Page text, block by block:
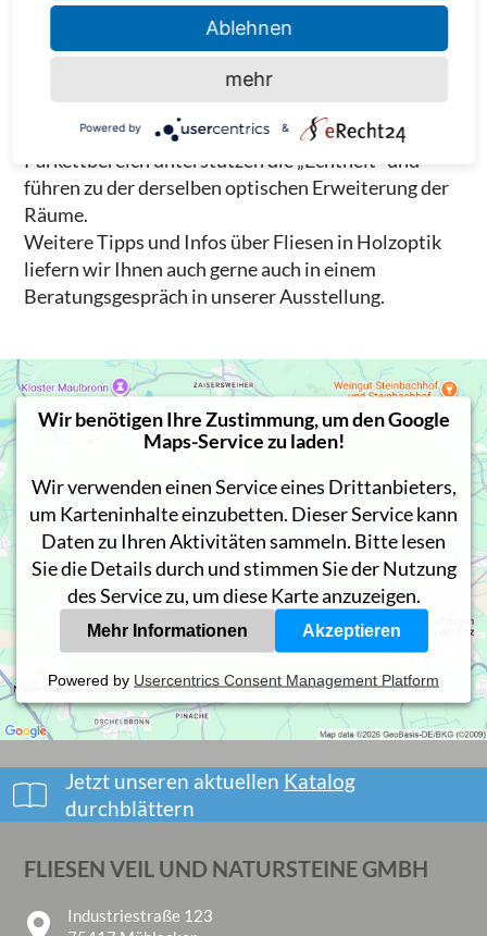
Auch Edelhölzer wie Wenge lassen sich als
Holzfliese kostengünstig in der Wohnung verlegen ‒
ohne dass ein einziger Baum dafür gefällt werden
muss. Die Nachbildung der länglichen Holzstruktur
und die klassischen Verlegemuster aus dem
Parkettbereich unterstützen die „Echtheit“ und
führen zu der derselben optischen Erweiterung der
Räume.
Weitere Tipps und Infos über Fliesen in Holzoptik
liefern wir Ihnen auch gerne auch in einem
Beratungsgespräch in unserer Ausstellung.
Wir benötigen Ihre Zustimmung, um den Google
Maps-Service zu laden!
Wir verwenden einen Service eines Drittanbieters,
um Karteninhalte einzubetten. Dieser Service kann
Daten zu Ihren Aktivitäten sammeln. Bitte lesen
Sie die Details durch und stimmen Sie der Nutzung
des Service zu, um diese Karte anzuzeigen.
Mehr Informationen Akzeptieren
Powered by Usercentrics Consent Management Platform
Jetzt unseren aktuellen Katalog
durchblättern
FLIESEN VEIL UND NATURSTEINE GMBH
Industriestraße 123
Ablehnen
mehr
Powered by &